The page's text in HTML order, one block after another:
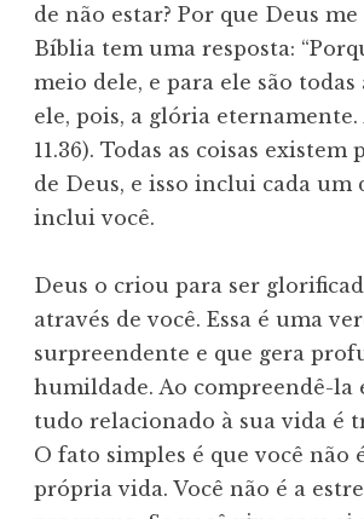
de não estar? Por que Deus me
Bíblia tem uma resposta:
meio dele, e para ele são todas
ele, pois, a glória eternamente.
11.36). Todas as coisas existem
de Deus, e isso inclui cada um
inclui você.
Deus o criou para ser
através de você. Essa é uma
surpreendente e que gera
humildade. Ao compreendê-la
tudo relacionado à sua vida é
O fato simples é que você não
própria vida. Você não é a